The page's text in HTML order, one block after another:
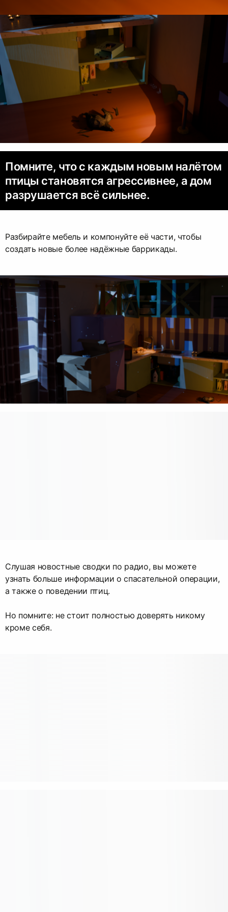
Помните, что с каждым новым налётом
птицы становятся агрессивнее, а дом
разрушается всё сильнее.
Разбирайте мебель и компонуйте её части, чтобы
создать новые более надёжные баррикады.
Слушая новостные сводки по радио, вы можете
узнать больше информации о спасательной операции,
а также о поведении птиц.
Но помните: не стоит полностью доверять никому
кроме себя.